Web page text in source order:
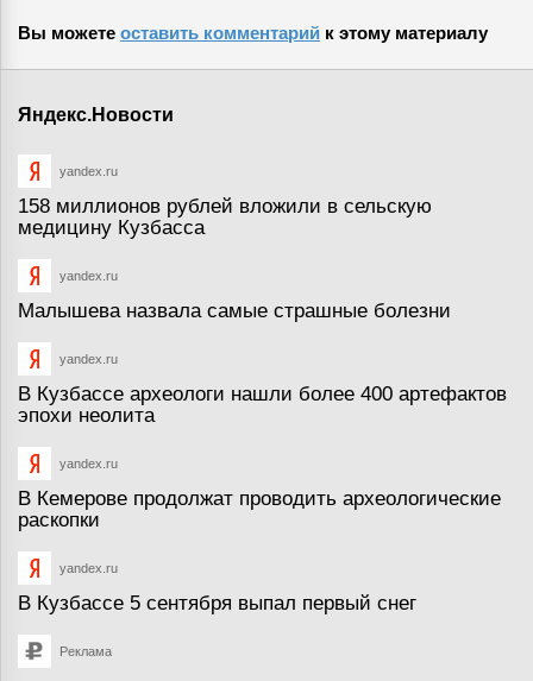
Вы можете оставить комментарий к этому материалу
Яндекс.Новости
yandex.ru
158 миллионов рублей вложили в сельскую
медицину Кузбасса
yandex.ru
Малышева назвала самые страшные болезни
yandex.ru
В Кузбассе археологи нашли более 400 артефактов
эпохи неолита
yandex.ru
В Кемерове продолжат проводить археологические
раскопки
yandex.ru
В Кузбассе 5 сентября выпал первый снег
Реклама